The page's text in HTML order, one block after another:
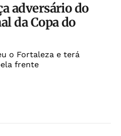
adversário do
da Copa do
o Fortaleza e terá
frente